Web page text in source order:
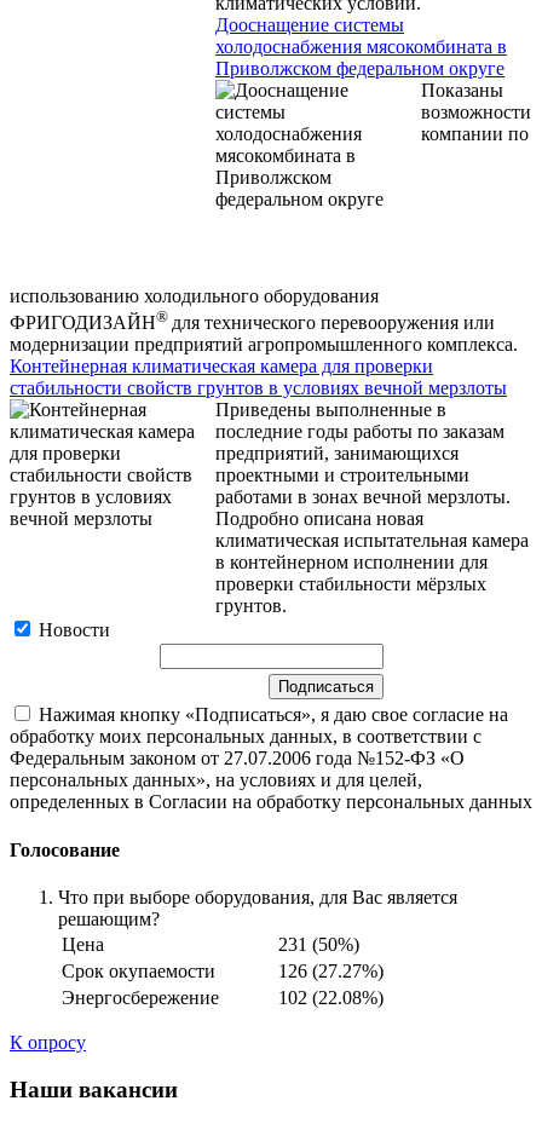
Дооснащение системы
холодоснабжения мясокомбината в
Приволжском федеральном округе
Показаны
возможности
компании по
использованию холодильного оборудования
ФРИГОДИЗАЙН® для технического перевооружения или
модернизации предприятий агропромышленного комплекса.
Контейнерная климатическая камера для проверки
стабильности свойств грунтов в условиях вечной мерзлоты
Приведены выполненные в
последние годы работы по заказам
предприятий, занимающихся
проектными и строительными
работами в зонах вечной мерзлоты.
Подробно описана новая
климатическая испытательная камера
в контейнерном исполнении для
проверки стабильности мёрзлых
грунтов.
Новости
Нажимая кнопку «Подписаться», я даю свое согласие на
обработку моих персональных данных, в соответствии с
Федеральным законом от 27.07.2006 года №152-ФЗ «О
персональных данных», на условиях и для целей,
определенных в Согласии на обработку персональных данных
Голосование
Что при выборе оборудования, для Вас является
решающим?
Цена
231 (50%)
Срок окупаемости
126 (27.27%)
Энергосбережение
102 (22.08%)
К опросу
Наши вакансии